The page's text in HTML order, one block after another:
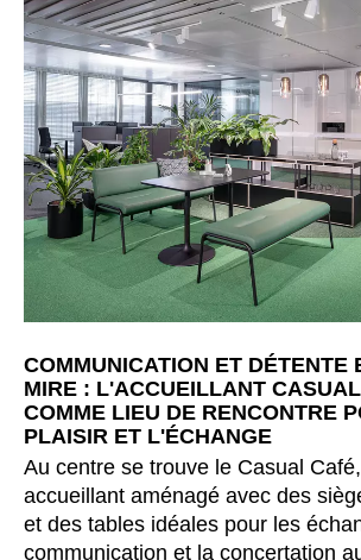
Japon(JP)
Jordanie(JO)
Kazakhstan(KZ)
Kenya(KE)
Koweït(KW)
Lettonie(LV)
Liechtenstein(LI)
Lituanie(LT)
Luxembourg(LU)
Malaisie(MY)
Maroc(MA)
Mauritanie(MR)
Nigeria(NG)
Norvège(NO)
Nouvelle-Zélande (NZ)
Oman(OM)
COMMUNICATION ET DÉTENTE
MIRE : L'ACCUEILLANT
COMME LIEU DE RENCONTRE
PLAISIR ET L'ÉCHANGE
Au centre se trouve le Casual
accueillant aménagé avec des
et des tables idéales pour les
communication et la concertation